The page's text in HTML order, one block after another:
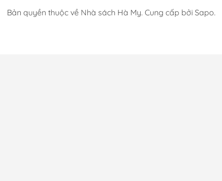
Bản quyền thuộc về Nhà sách Hà My. Cung cấp bởi Sapo.